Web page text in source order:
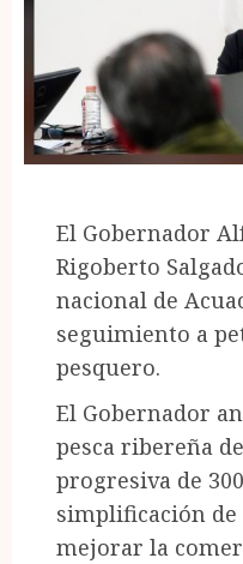
El Gobernador
Rigoberto
nacional de
seguimiento a
pesquero.
El Gobernador
pesca ribereña
progresiva de
simplificación
mejorar la